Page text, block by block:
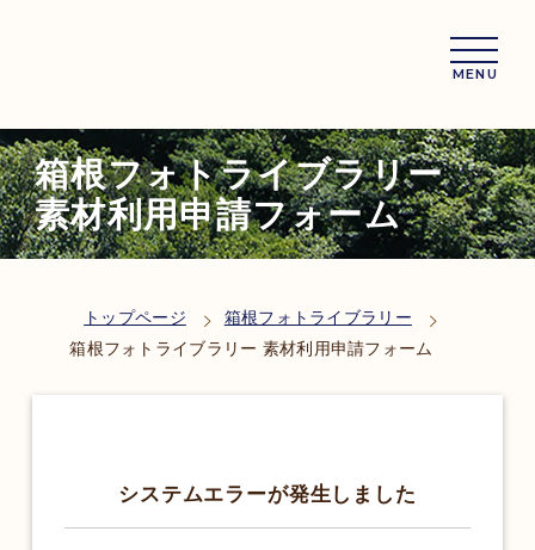
MENU
箱根フォトライブラリー
素材利用申請フォーム
トップページ
箱根フォトライブラリー
箱根フォトライブラリー 素材利用申請フォーム
システムエラーが発生しました